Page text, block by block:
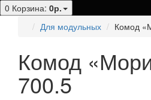
0 Корзина: 0р.
Для модульных
Комод
Комод
700.5